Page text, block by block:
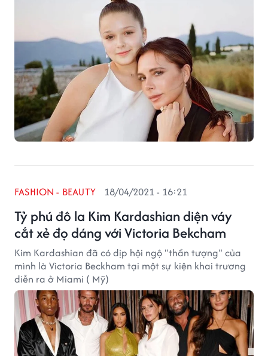
Tỷ phú đô la Kim Kardashian diện váy
cắt xẻ đọ dáng với Victoria Bekcham
FASHION - BEAUTY 18/04/2021 - 16:21
Kim Kardashian đã có dịp hội ngộ "thần tượng" của
mình là Victoria Beckham tại một sự kiện khai trương
diễn ra ở Miami ( Mỹ)